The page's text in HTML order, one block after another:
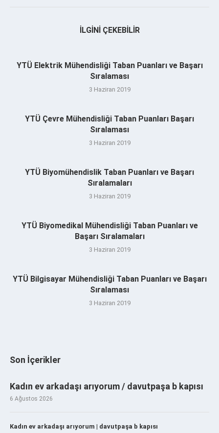
İLGINI ÇEKEBILIR
YTÜ Elektrik Mühendisliği Taban Puanları ve Başarı
Sıralaması
3 Haziran 2019
YTÜ Çevre Mühendisliği Taban Puanları Başarı
Sıralaması
3 Haziran 2019
YTÜ Biyomühendislik Taban Puanları ve Başarı
Sıralamaları
3 Haziran 2019
YTÜ Biyomedikal Mühendisliği Taban Puanları ve
Başarı Sıralamaları
3 Haziran 2019
YTÜ Bilgisayar Mühendisliği Taban Puanları ve Başarı
Sıralaması
3 Haziran 2019
Son İçerikler
Kadın ev arkadaşı arıyorum / davutpaşa b kapısı
6 Ağustos 2026
Kadın ev arkadaşı arıyorum | davutpaşa b kapısı